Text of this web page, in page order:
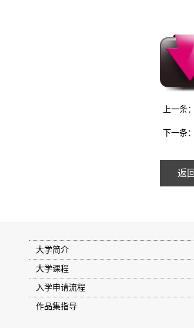
上一条
下一条
返
大学简介
大学课程
入学申请流程
作品集指导